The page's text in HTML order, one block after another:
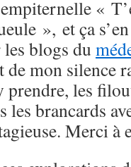
«
», et ça
blogs du
de mon silence
prendre, les
brancards
Merci à